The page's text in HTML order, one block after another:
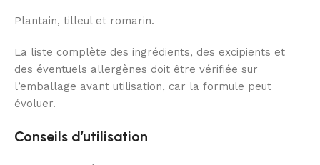
Plantain, tilleul et romarin.
La liste complète des ingrédients, des excipients et
des éventuels allergènes doit être vérifiée sur
l’emballage avant utilisation, car la formule peut
évoluer.
Conseils d’utilisation